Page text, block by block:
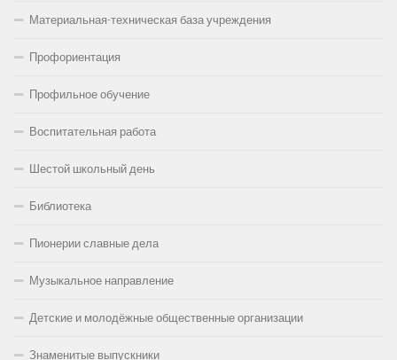
Материальная-техническая база учреждения
Профориентация
Профильное обучение
Воспитательная работа
Шестой школьный день
Библиотека
Пионерии славные дела
Музыкальное направление
Детские и молодёжные общественные организации
Знаменитые выпускники